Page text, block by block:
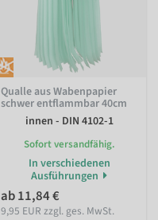
Qualle aus Wabenpapier
schwer entflammbar 40cm
innen - DIN 4102-1
Sofort versandfähig.
In verschiedenen
Ausführungen
ab 11,84 €
9,95 EUR zzgl. ges. MwSt.